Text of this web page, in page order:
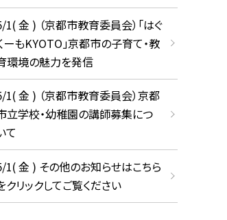
1( 金 ) （京都市教育委員会）「はぐ
ーもKYOTO」京都市の子育て・教
環境の魅力を発信
1( 金 ) （京都市教育委員会）京都
立学校・幼稚園の講師募集につ
て
1( 金 ) その他のお知らせはこちら
クリックしてご覧ください